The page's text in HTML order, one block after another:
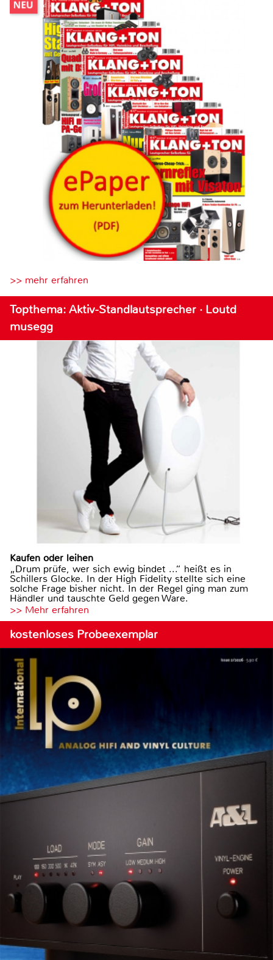
>> mehr erfahren
Topthema: Aktiv-Standlautsprecher · Loutd
musegg
Kaufen oder leihen
„Drum prüfe, wer sich ewig bindet ...“ heißt es in
Schillers Glocke. In der High Fidelity stellte sich eine
solche Frage bisher nicht. In der Regel ging man zum
Händler und tauschte Geld gegen Ware.
>> Mehr erfahren
kostenloses Probeexemplar